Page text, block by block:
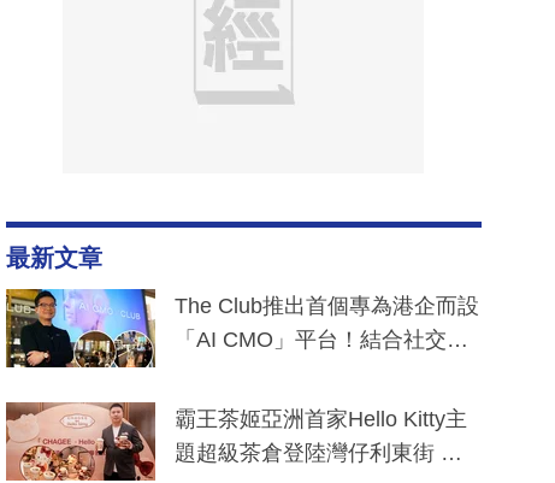
最新文章
The Club推出首個專為港企而設
「AI CMO」平台！結合社交聆
分鐘生成「貼地」宣傳短片
霸王茶姬亞洲首家Hello Kitty主
題超級茶倉登陸灣仔利東街 推